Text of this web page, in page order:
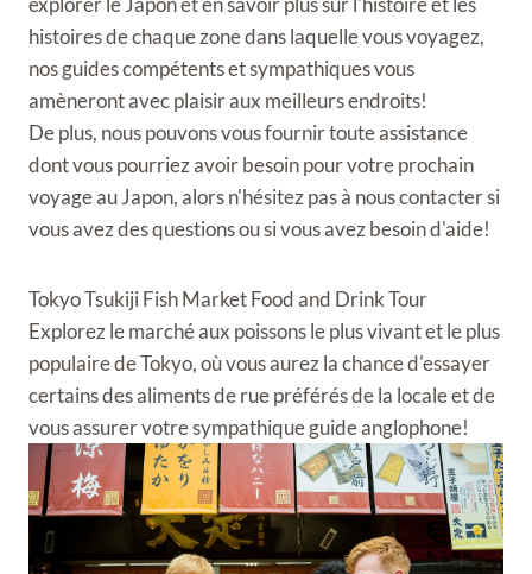
histoires de chaque zone dans laquelle vous voyagez,
nos guides compétents et sympathiques vous
amèneront avec plaisir aux meilleurs endroits!
De plus, nous pouvons vous fournir toute assistance
dont vous pourriez avoir besoin pour votre prochain
voyage au Japon, alors n'hésitez pas à nous contacter si
vous avez des questions ou si vous avez besoin d'aide!
Tokyo Tsukiji Fish Market Food and Drink Tour
Explorez le marché aux poissons le plus vivant et le plus
populaire de Tokyo, où vous aurez la chance d'essayer
certains des aliments de rue préférés de la locale et de
vous assurer votre sympathique guide anglophone!